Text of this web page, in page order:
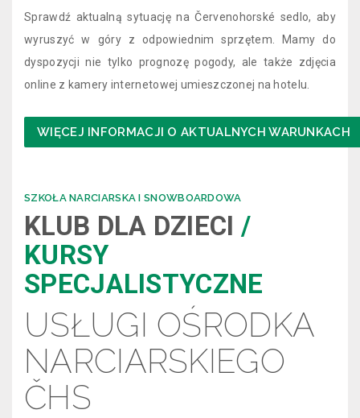
Sprawdź aktualną sytuację na Červenohorské sedlo, aby
wyruszyć w góry z odpowiednim sprzętem. Mamy do
dyspozycji nie tylko prognozę pogody, ale także zdjęcia
online z kamery internetowej umieszczonej na hotelu.
WIĘCEJ INFORMACJI O AKTUALNYCH WARUNKACH
SZKOŁA NARCIARSKA I SNOWBOARDOWA
KLUB DLA DZIECI /
KURSY
SPECJALISTYCZNE
USŁUGI OŚRODKA
NARCIARSKIEGO
ČHS